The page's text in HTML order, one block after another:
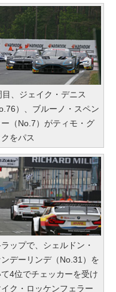
目、ジェイク・デニス
）、ブルーノ・スペン
（No.7）がティモ・グ
をパス
ップで、シェルドン・
デーリンデ（No.31）を
4位でチェッカーを受け
イク・ロッケンフェラー